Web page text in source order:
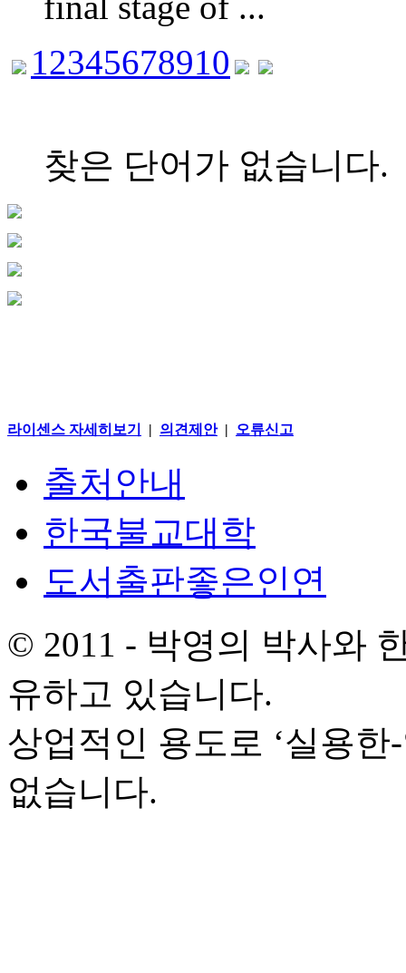
12345678910
찾은 단어가 없습니다.
라이센스 자세히보기 | 의견제안| 오류신고
출처안내
한국불교대학
도서출판좋은인연
© 2011 - 박영의 박사와
유하고 있습니다.
상업적인 용도로 ‘실용
없습니다.